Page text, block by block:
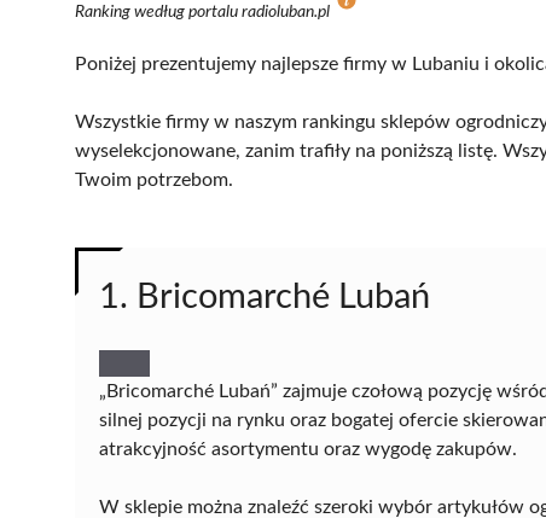
Ranking według portalu radioluban.pl
Poniżej prezentujemy najlepsze firmy w Lubaniu i
Wszystkie firmy w naszym rankingu sklepów
wyselekcjonowane, zanim trafiły na poniższą listę.
Twoim potrzebom.
1. Bricomarché Lubań
„Bricomarché Lubań” zajmuje czołową pozycję
silnej pozycji na rynku oraz bogatej ofercie
atrakcyjność asortymentu oraz wygodę zakupów.
W sklepie można znaleźć szeroki wybór artykułów